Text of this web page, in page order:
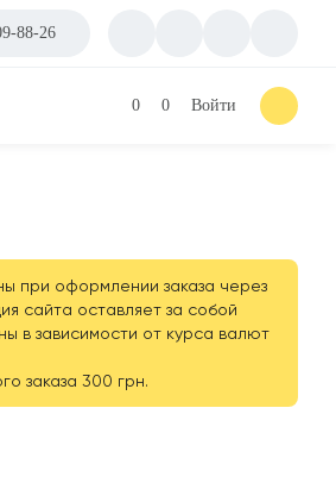
88-26
0 0 Войти
при оформлении заказа через
сайта оставляет за собой
в зависимости от курса валют
заказа 300 грн.